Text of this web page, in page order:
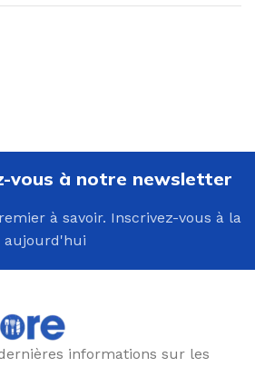
vous à notre newsletter
à savoir. Inscrivez-vous à la
aujourd'hui
informations sur les